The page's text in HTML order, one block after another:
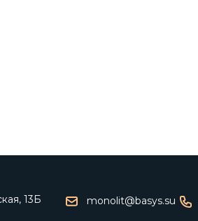
13Б monolit@basys.su